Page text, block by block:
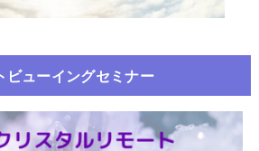
ビューイングセミナー